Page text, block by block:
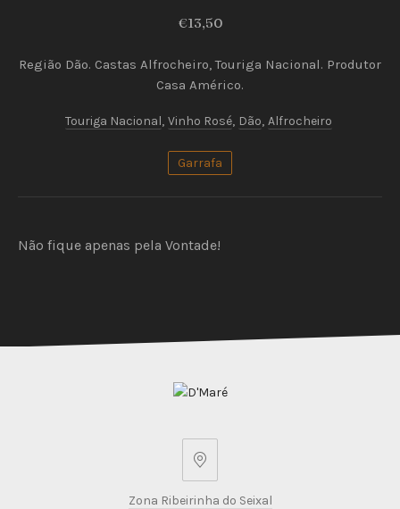
€13,50
€13,50
Região Dão. Castas Alfrocheiro, Touriga Nacional. Produtor
Casa Américo.
Touriga Nacional, Vinho Rosé, Dão, Alfrocheiro
Garrafa
Não fique apenas pela Vontade!
Zona
Zona Ribeirinha do Seixal